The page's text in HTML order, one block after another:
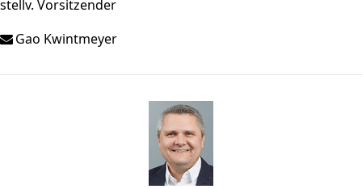
stellv. Vorsitzender
Gao Kwintmeyer